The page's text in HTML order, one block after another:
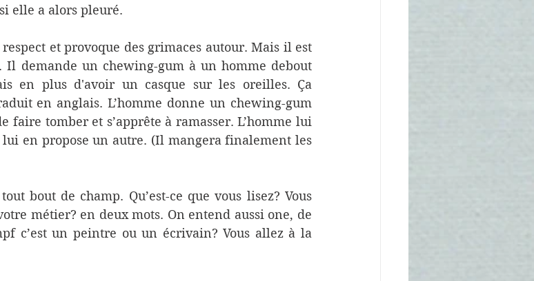
elle a alors pleuré.
et provoque des grimaces autour. Mais il est
Il demande un chewing-gum à un homme debout
en plus d'avoir un casque sur les oreilles. Ça
en anglais. L’homme donne un chewing-gum
faire tomber et s’apprête à ramasser. L’homme lui
en propose un autre. (Il mangera finalement les
bout de champ. Qu’est-ce que vous lisez? Vous
métier? en deux mots. On entend aussi one, de
c’est un peintre ou un écrivain? Vous allez à la